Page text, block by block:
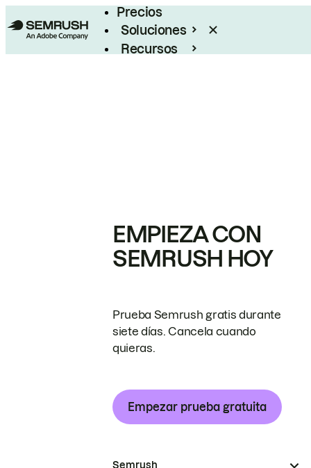
Precios
Soluciones
Recursos
EMPIEZA CON
SEMRUSH HOY
Prueba Semrush gratis durante
siete días. Cancela cuando
quieras.
Empezar prueba gratuita
Semrush